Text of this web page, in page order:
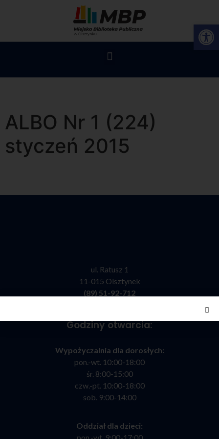
ALBO Nr 1 (224)
styczeń 2015
ul. Ratusz 1
11-015 Olsztynek
(89) 51-92-712
Godziny otwarcia:
Wypożyczalnia dla dorosłych:
pon.-wt. 10:00-18:00
śr. 8:00-15:00
czw.-pt. 10:00-18:00
sob. 9:00-14:00
Oddział dla dzieci: